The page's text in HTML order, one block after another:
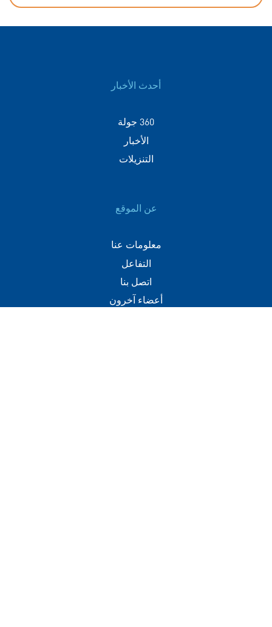
أحدث الأخبار
360 جولة
الأخبار
التنزيلات
عن الموقع
معلومات عنا
التفاعل
اتصل بنا
أعضاء آخرون